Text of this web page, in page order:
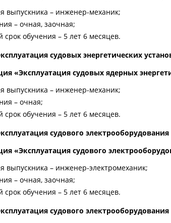
выпускника – инженер-механик;
– очная, заочная;
обучения – 5 лет 6 месяцев.
судовых энергетических
«Эксплуатация судовых ядерных
выпускника – инженер-механик;
– очная;
обучения – 5 лет 6 месяцев.
судового
«Эксплуатация судового
выпускника – инженер-электромеханик;
– очная, заочная;
обучения – 5 лет 6 месяцев.
судового